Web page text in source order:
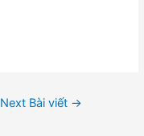
Next Bài viết →